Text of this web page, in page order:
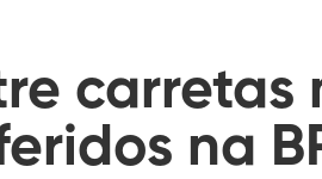
carretas
na